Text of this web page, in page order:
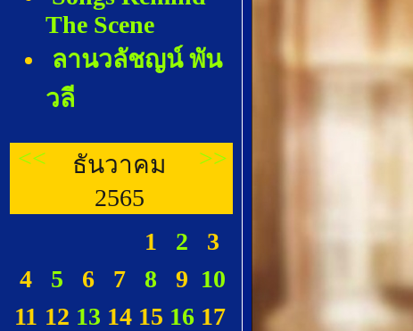
The Scene
ลานวลัชญน์ พัน
วลี
<<
ธันวาคม
2565
>>
1 2
3
4
5 6 7 8 9 10
11 12 13 14 15 16 17